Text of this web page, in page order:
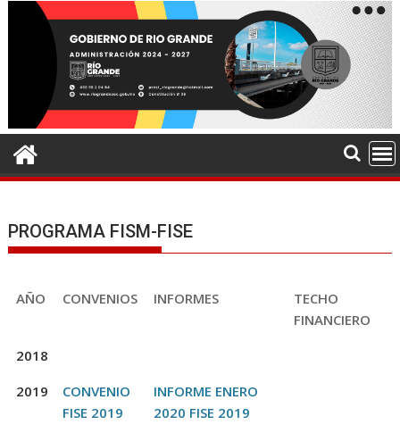
PROGRAMA FISM-FISE
AÑO CONVENIOS INFORMES
TECHO
FINANCIERO
2018
2019
CONVENIO
FISE 2019
INFORME ENERO
2020 FISE 2019